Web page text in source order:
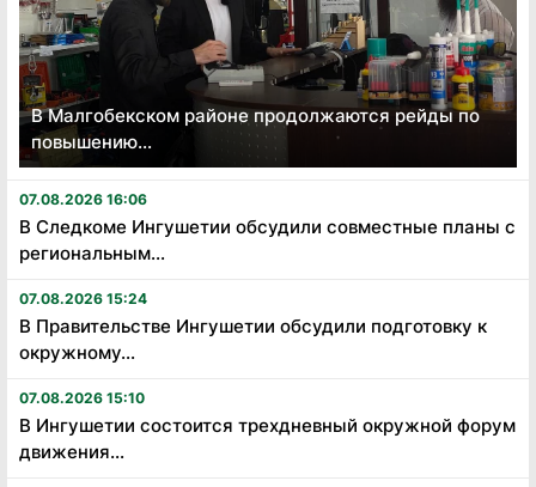
В Малгобекском районе продолжаются рейды по
повышению...
07.08.2026 16:06
В Следкоме Ингушетии обсудили совместные планы с
региональным...
07.08.2026 15:24
В Правительстве Ингушетии обсудили подготовку к
окружному...
07.08.2026 15:10
В Ингушетии состоится трехдневный окружной форум
движения...